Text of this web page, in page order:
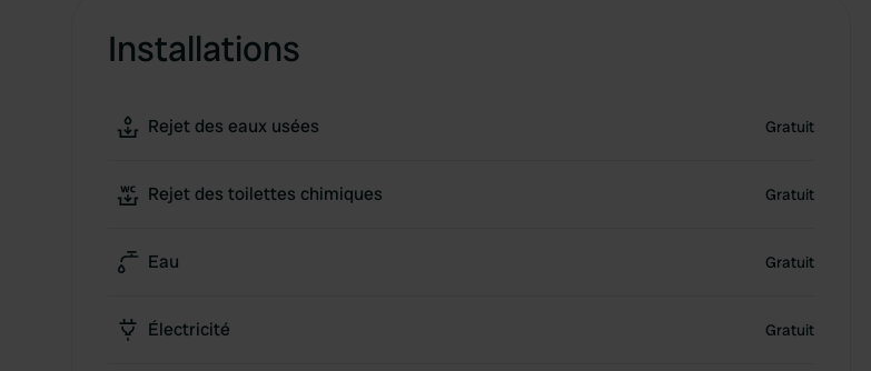
Installations
Rejet des eaux usées Gratuit
Rejet des toilettes chimiques Gratuit
Eau Gratuit
Électricité Gratuit